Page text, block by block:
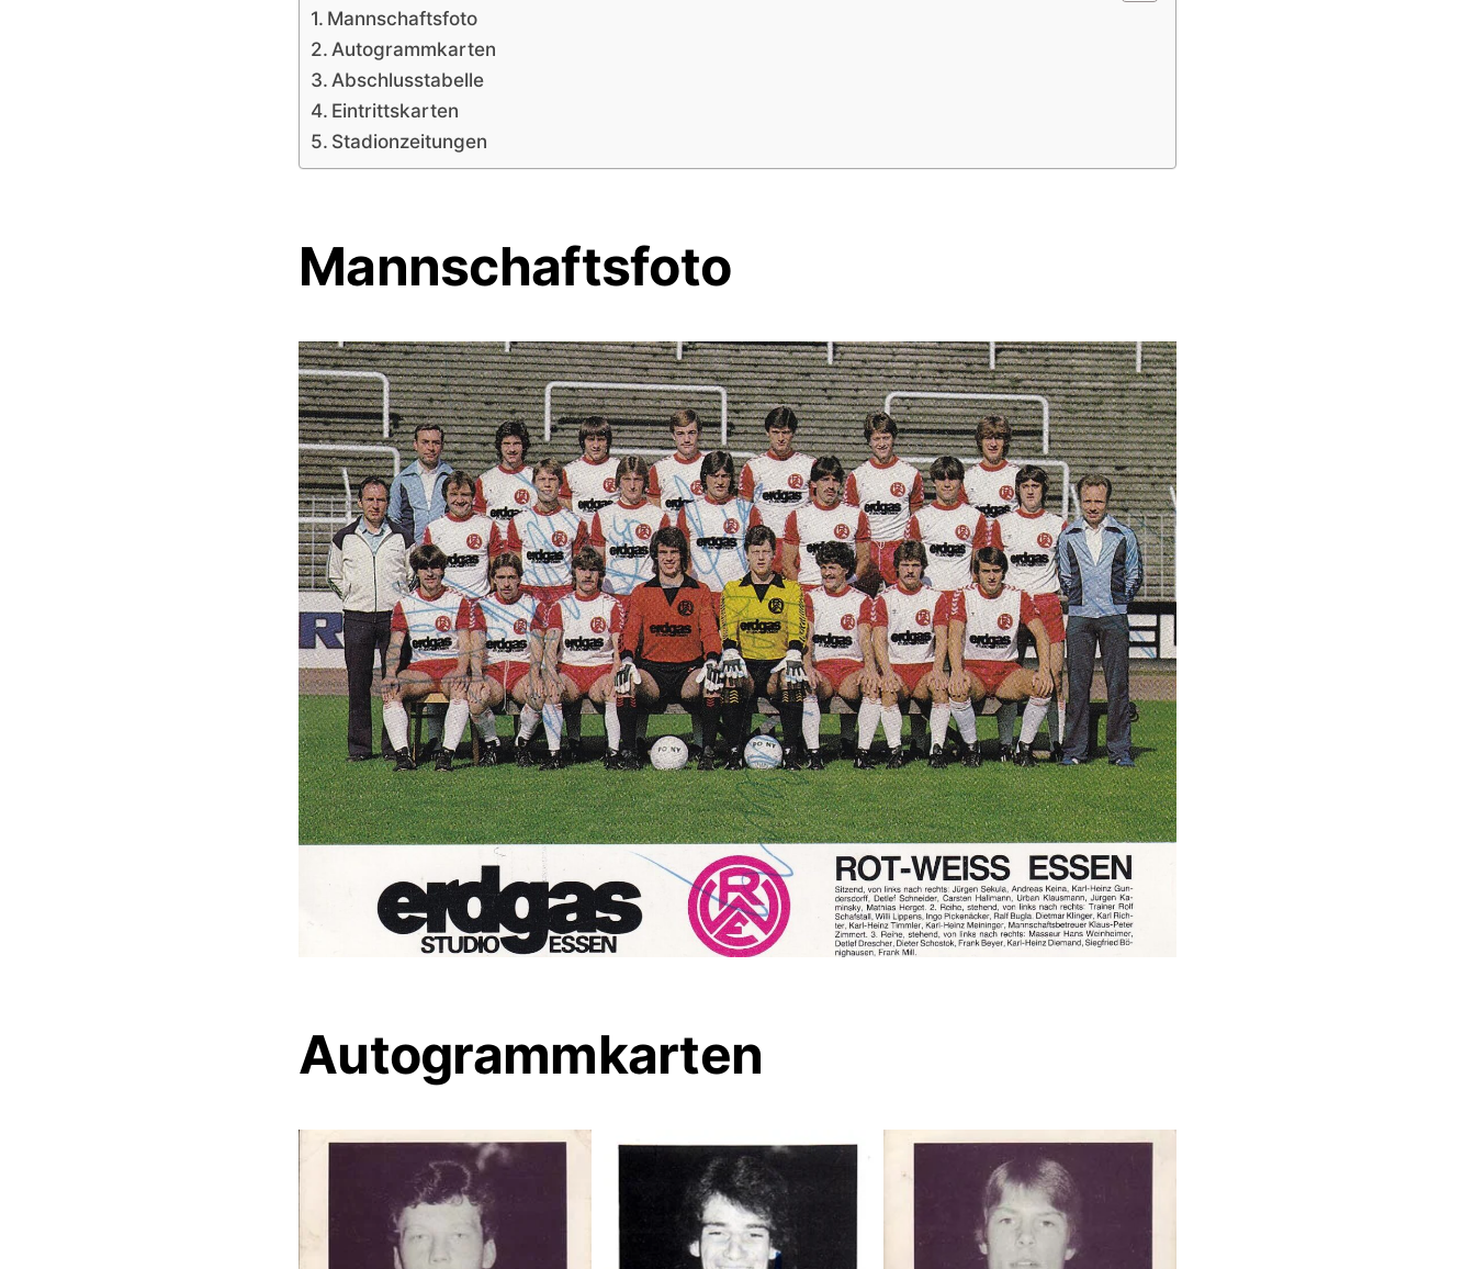
Mannschaftsfoto
Autogrammkarten
Abschlusstabelle
Eintrittskarten
Stadionzeitungen
Mannschaftsfoto
Autogrammkarten